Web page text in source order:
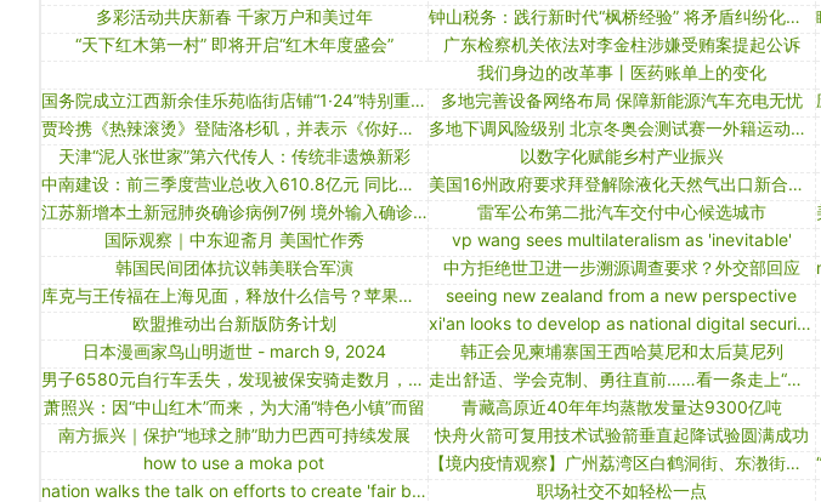
多彩活动共庆新春 千家万户和美过年
钟山税务：践行新时代“枫桥经验” 将矛盾纠纷化解在基层
“天下红木第一村” 即将开启“红木年度盛会”
广东检察机关依法对李金柱涉嫌受贿案提起公诉
我们身边的改革事丨医药账单上的变化
国务院成立江西新余佳乐苑临街店铺“1·24”特别重大火灾事故调查组
多地完善设备网络布局 保障新能源汽车充电无忧
贾玲携《热辣滚烫》登陆洛杉矶，并表示《你好，李焕英》英文改编剧本的第一版已经完成，对此你有哪些期待？
多地下调风险级别 北京冬奥会测试赛一外籍运动员核酸阳性
天津“泥人张世家”第六代传人：传统非遗焕新彩
以数字化赋能乡村产业振兴
中南建设：前三季度营业总收入610.8亿元 同比增长33.2%
美国16州政府要求拜登解除液化天然气出口新合同审批禁令
江苏新增本土新冠肺炎确诊病例7例 境外输入确诊病例2例
雷军公布第二批汽车交付中心候选城市
国际观察｜中东迎斋月 美国忙作秀
vp wang sees multilateralism as 'inevitable'
韩国民间团体抗议韩美联合军演
中方拒绝世卫进一步溯源调查要求？外交部回应
库克与王传福在上海见面，释放什么信号？苹果要和比亚迪合作造车吗？
seeing new zealand from a new perspective
欧盟推动出台新版防务计划
xi'an looks to develop as national digital security powerhouse
日本漫画家鸟山明逝世 - march 9, 2024
韩正会见柬埔寨国王西哈莫尼和太后莫尼列
男子6580元自行车丢失，发现被保安骑走数月，物业：赔2000不道歉
走出舒适、学会克制、勇往直前……看一条走上“犬生巅峰”的搜救犬是怎样炼成的
萧照兴：因“中山红木”而来，为大涌“特色小镇”而留
青藏高原近40年年均蒸散发量达9300亿吨
南方振兴｜保护“地球之肺”助力巴西可持续发展
快舟火箭可复用技术试验箭垂直起降试验圆满成功
how to use a moka pot
【境内疫情观察】广州荔湾区白鹤洞街、东漖街执行封闭管理（6月3日）
nation walks the talk on efforts to create 'fair business environment'
职场社交不如轻松一点